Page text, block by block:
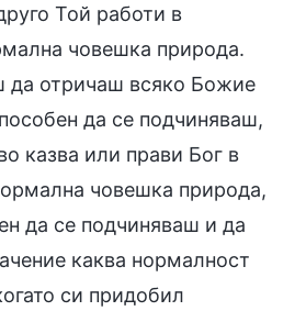
Той работи в
човешка природа.
да отричаш всяко Божие
да се подчиняваш,
казва или прави Бог в
човешка природа,
да се подчиняваш и да
каква нормалност
си придобил